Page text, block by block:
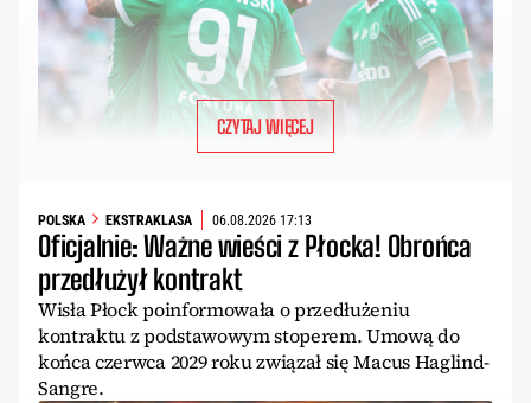
CZYTAJ WIĘCEJ
POLSKA EKSTRAKLASA 06.08.2026 17:13
Oficjalnie: Ważne wieści z Płocka! Obrońca
przedłużył kontrakt
Wisła Płock poinformowała o przedłużeniu
kontraktu z podstawowym stoperem. Umową do
końca czerwca 2029 roku związał się Macus Haglind-
Sangre.